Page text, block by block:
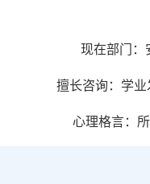
现在部门
擅长咨询：学
心理格言：